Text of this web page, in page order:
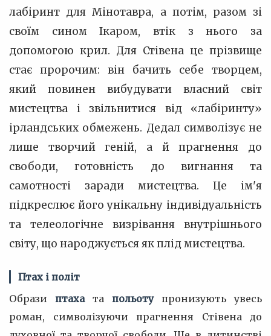
лабіринт для Мінотавра, а потім, разом зі
своїм сином Ікаром, втік з нього за
допомогою крил. Для Стівена це прізвище
стає пророчим: він бачить себе творцем,
який повинен вибудувати власний світ
мистецтва і звільнитися від «лабіринту»
ірландських обмежень. Дедал символізує не
лише творчий геній, а й прагнення до
свободи, готовність до вигнання та
самотності заради мистецтва. Це ім'я
підкреслює його унікальну індивідуальність
та телеологічне визрівання внутрішнього
світу, що народжується як плід мистецтва.
Птах і політ
Образи птахата польотупронизують увесь
роман, символізуючи прагнення Стівена до